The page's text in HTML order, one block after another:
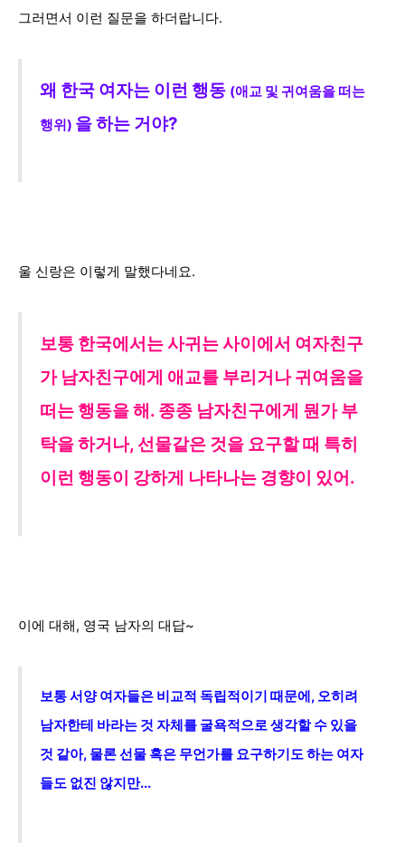
그러면서 이런 질문을 하더랍니다.
왜 한국 여자는 이런 행동 (애교 및 귀여움을 떠는
행위) 을 하는 거야?
울 신랑은 이렇게 말했다네요.
보통 한국에서는사귀는 사이에서 여자친구
가 남자친구에게 애교를 부리거나귀여움을
떠는 행동을 해. 종종 남자친구에게 뭔가 부
탁을 하거나,선물같은 것을 요구할 때 특히
이런 행동이 강하게 나타나는 경향이 있어.
이에 대해, 영국 남자의 대답~
보통 서양 여자들은 비교적 독립적이기 때문에, 오히려
남자한테 바라는 것 자체를 굴욕적으로 생각할 수 있을
것 같아, 물론 선물 혹은 무언가를 요구하기도 하는 여자
들도 없진 않지만...